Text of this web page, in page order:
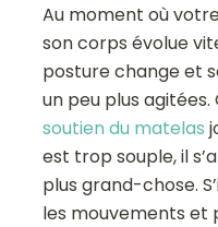
Au moment où
son corps évolue
posture change et
un peu plus agitées.
soutien du matelas
est trop souple, il
plus grand-chose.
les mouvements et